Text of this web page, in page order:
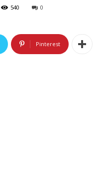
540 0
Pinterest